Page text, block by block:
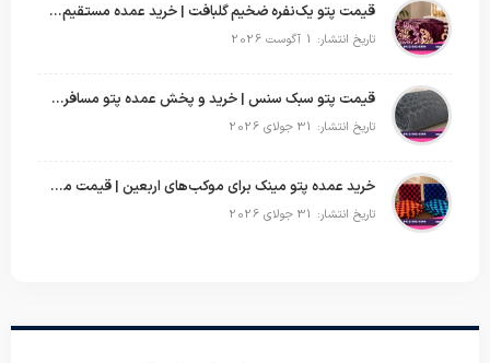
قیمت پتو یک‌نفره ضخیم گلبافت | خرید عمده مستقیم با بهترین قیمت
تاریخ انتشار: 1 آگوست 2026
قیمت پتو سبک سنس | خرید و پخش عمده پتو مسافرتی Sense
تاریخ انتشار: 31 جولای 2026
خرید عمده پتو مینک برای موکب‌های اربعین | قیمت مناسب و ارسال سریع
تاریخ انتشار: 31 جولای 2026